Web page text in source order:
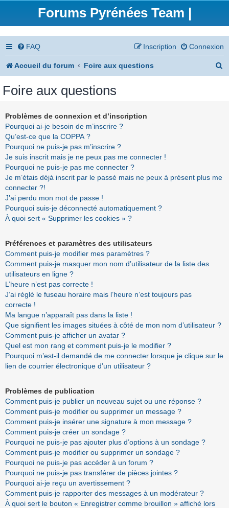
Forums Pyrénées Team |
FAQ Connexion
Inscription
Accueil du forum Foire aux questions
Foire aux questions
Problèmes de connexion et d’inscription
Pourquoi ai-je besoin de m’inscrire ?
Qu’est-ce que la COPPA ?
Pourquoi ne puis-je pas m’inscrire ?
Je suis inscrit mais je ne peux pas me connecter !
Pourquoi ne puis-je pas me connecter ?
Je m’étais déjà inscrit par le passé mais ne peux à présent plus me
connecter ?!
J’ai perdu mon mot de passe !
Pourquoi suis-je déconnecté automatiquement ?
À quoi sert « Supprimer les cookies » ?
Préférences et paramètres des utilisateurs
Comment puis-je modifier mes paramètres ?
Comment puis-je masquer mon nom d’utilisateur de la liste des
utilisateurs en ligne ?
L’heure n’est pas correcte !
J’ai réglé le fuseau horaire mais l’heure n’est toujours pas
correcte !
Ma langue n’apparaît pas dans la liste !
Que signifient les images situées à côté de mon nom d’utilisateur ?
Comment puis-je afficher un avatar ?
Quel est mon rang et comment puis-je le modifier ?
Pourquoi m’est-il demandé de me connecter lorsque je clique sur le
lien de courrier électronique d’un utilisateur ?
Problèmes de publication
Comment puis-je publier un nouveau sujet ou une réponse ?
Comment puis-je modifier ou supprimer un message ?
Comment puis-je insérer une signature à mon message ?
Comment puis-je créer un sondage ?
Pourquoi ne puis-je pas ajouter plus d’options à un sondage ?
Comment puis-je modifier ou supprimer un sondage ?
Pourquoi ne puis-je pas accéder à un forum ?
Pourquoi ne puis-je pas transférer de pièces jointes ?
Pourquoi ai-je reçu un avertissement ?
Comment puis-je rapporter des messages à un modérateur ?
À quoi sert le bouton « Enregistrer comme brouillon » affiché lors